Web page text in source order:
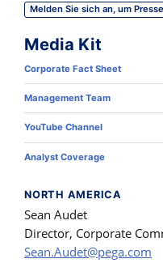
Melden Sie sich an, um
Media Kit
Corporate Fact Sheet
Management Team
YouTube Channel
Analyst Coverage
NORTH AMERICA
Sean Audet
Director, Corporate
Sean.Audet@pega.com